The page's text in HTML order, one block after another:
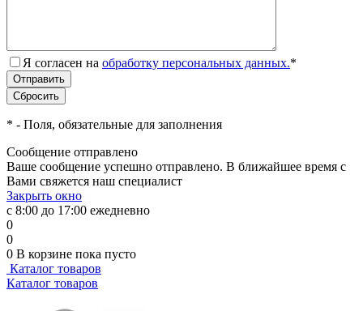
Я согласен на обработку персональных данных.*
* - Поля, обязательные для заполнения
Сообщение отправлено
Ваше сообщение успешно отправлено. В ближайшее время с
Вами свяжется наш специалист
Закрыть окно
с 8:00 до 17:00 ежедневно
0
0
0 В корзине пока пусто
Каталог товаров
Каталог товаров